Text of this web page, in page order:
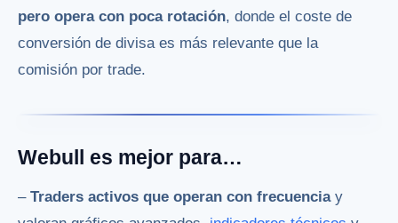
pero opera con poca rotación, donde el coste de
conversión de divisa es más relevante que la
comisión por trade.
Webull es mejor para…
– Traders activos que operan con frecuenciay